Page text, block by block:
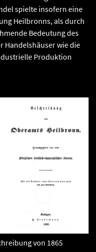
spielte insofern eine
Heilbronns, als durch
Bedeutung des
Handelshäuser wie die
Produktion
von 1865